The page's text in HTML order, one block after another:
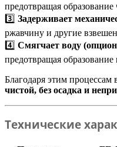
предотвращая образование
3️⃣ Задерживает
ржавчину и другие
4️⃣ Смягчает воду
предотвращая
Благодаря этим процессам
чистой, без осадка и
Технические